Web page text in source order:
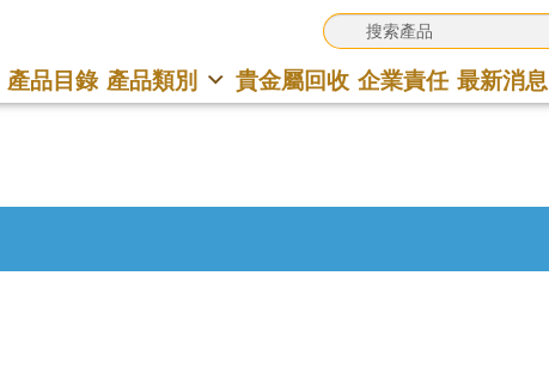
產品目錄 產品類別 貴金屬回收 企業責任 最新消息